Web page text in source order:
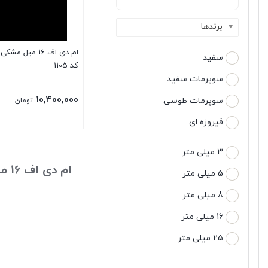
برندها
سفید
سوپرمات سفید
سوپرمات طوسی
فیروزه ای
3 میلی متر
5 میلی متر
8 میلی متر
16 میلی متر
25 میلی متر
ام دی اف 16
کد 1105
۱۰,۴۰۰,۰۰۰ تومان
ام دی اف 16 میل مشکی برجسته